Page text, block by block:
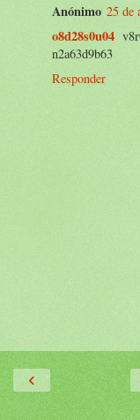
Anónimo 25 de
o8d28s0u04
n2a63d9b63
Responder
‹